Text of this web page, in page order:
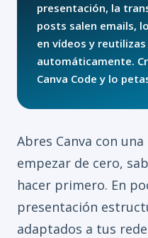
presentación, la
posts salen emails,
en vídeos y
automáticamente.
Canva Code y lo
Abres Canva con
empezar de cero,
hacer primero. En
presentación
adaptados a tus